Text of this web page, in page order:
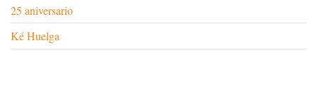
25 aniversario
Ké Huelga